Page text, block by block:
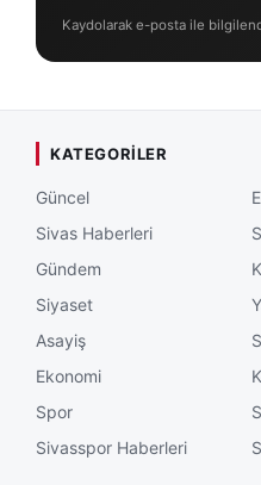
Kaydolarak e-posta ile
KATEGORILER
Güncel
Sivas Haberleri
Gündem
Siyaset
Asayiş
Ekonomi
Spor
Sivasspor Haberleri